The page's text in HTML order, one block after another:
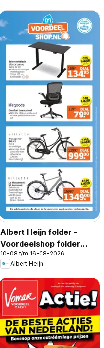
Albert Heijn folder -
Voordeelshop folder
week 33
10-08 t/m 16-08-2026
Albert Heijn